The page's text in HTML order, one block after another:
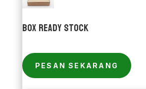
Box Ready Stock
PESAN SEKARANG